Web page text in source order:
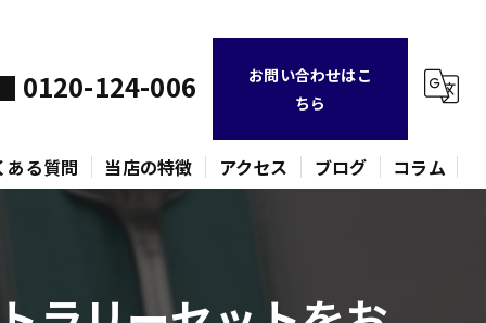
0120-124-006
お問い合わせはこ
ちら
ある質問 当店の特徴
時計
アクセス ブログ コラム